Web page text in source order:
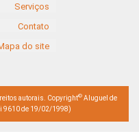
Serviços
Contato
do site
autorais. Copyright© Aluguel de
9610 de 19/02/1998)